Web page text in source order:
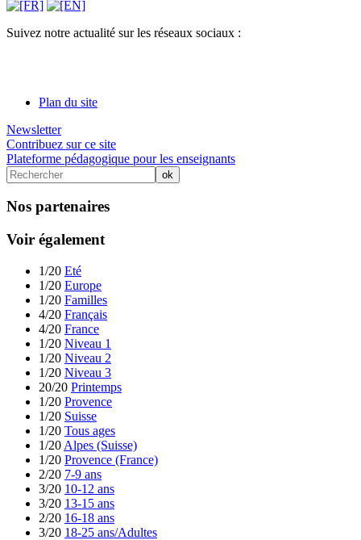
Suivez notre actualité sur les réseaux sociaux :
Plan du site
Newsletter
Contribuez sur ce site
Plateforme pédagogique pour les enseignants
Nos partenaires
Voir également
1/20 Eté
1/20 Europe
1/20 Familles
4/20 Français
4/20 France
1/20 Niveau 1
1/20 Niveau 2
1/20 Niveau 3
20/20 Printemps
1/20 Provence
1/20 Suisse
1/20 Tous ages
1/20 Alpes (Suisse)
1/20 Provence (France)
2/20 7-9 ans
3/20 10-12 ans
3/20 13-15 ans
2/20 16-18 ans
3/20 18-25 ans/Adultes